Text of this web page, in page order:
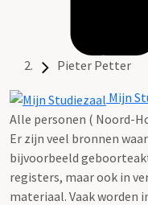
Pieter Petter
Mijn
Alle personen ( Noord-
Er zijn veel bronnen
bijvoorbeeld
registers, maar ook in
materiaal. Vaak worden